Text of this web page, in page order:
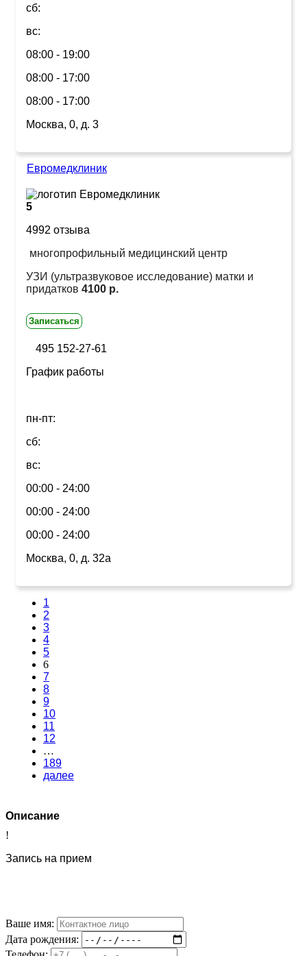
сб:
вс:
08:00 - 19:00
08:00 - 17:00
08:00 - 17:00
Москва, 0, д. 3
Евромедклиник
5
4992 отзыва
многопрофильный медицинский центр
УЗИ (ультразвуковое исследование) матки и
придатков 4100 р.
Записаться
495 152-27-61
График работы
пн-пт:
сб:
вс:
00:00 - 24:00
00:00 - 24:00
00:00 - 24:00
Москва, 0, д. 32а
1
2
3
4
5
6
7
8
9
10
11
12
…
189
далее
Описание
!
Запись на прием
Ваше имя:
Дата рождения: